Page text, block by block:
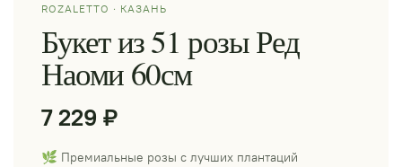
ROZALETTO · КАЗАНЬ
Букет из 51 розы Ред
Наоми 60см
7 229 ₽
🌿 Премиальные розы с лучших плантаций